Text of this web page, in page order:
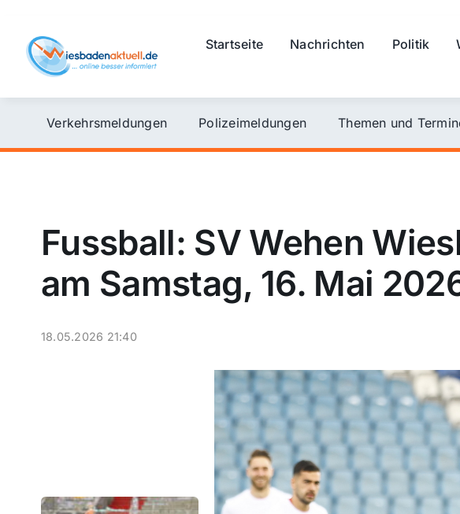
content
Startseite Nachrichten Politik
Verkehrsmeldungen Polizeimeldungen Themen und
Fussball: SV Wehen
am Samstag, 16. Mai
18.05.2026 21:40